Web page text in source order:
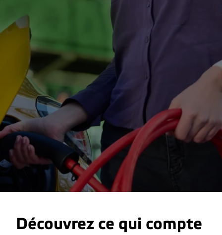
Découvrez ce qui compte